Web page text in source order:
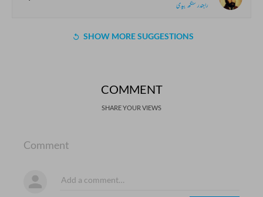
راجندر سنگھ بیدی
SHOW MORE SUGGESTIONS
COMMENT
SHARE YOUR VIEWS
Comment